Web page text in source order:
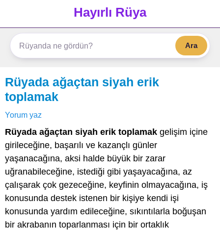
Hayırlı Rüya
Ara
Rüyada ağaçtan siyah erik
toplamak
Yorum yaz
Rüyada ağaçtan siyah erik toplamak gelişim içine
girileceğine, başarılı ve kazançlı günler
yaşanacağına, aksi halde büyük bir zarar
uğranabileceğine, istediği gibi yaşayacağına, az
çalışarak çok gezeceğine, keyfinin olmayacağına, iş
konusunda destek istenen bir kişiye kendi işi
konusunda yardım edileceğine, sıkıntılarla boğuşan
bir akrabanın toparlanması için bir ortaklık